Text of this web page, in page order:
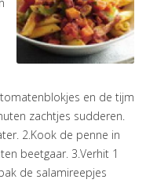
en de tijm
zachtjes sudderen.
2.Kook de penne in
beetgaar. 3.Verhit 1
de salamireepjes